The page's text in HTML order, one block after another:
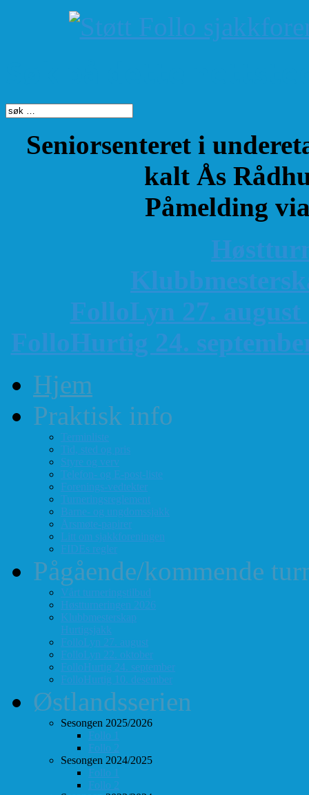
Seniorsenteret i
kalt Ås
Påmelding
K
FolloLyn 27. august
FolloHurtig 24.
Hjem
Praktisk info
Terminliste
Tid, sted og pris
Styre og verv
Telefon- og E-post-liste
Forenings-vedtekter
Turneringsreglement
Barne- og ungdomssjakk
Årsmøte-papirer
Litt om sjakkforeningen
FIDEs regler
Pågående/kommende
Vårt turneringstilbud
Høstturneringen 2026
Klubbmesterskap
Hurtigsjakk
FolloLyn 27. august
FolloLyn 22. oktober
FolloHurtig 24. september
FolloHurtig 10. desember
Østlandsserien
Sesongen 2025/2026
Follo 1
Follo 2
Sesongen 2024/2025
Follo 1
Follo 2